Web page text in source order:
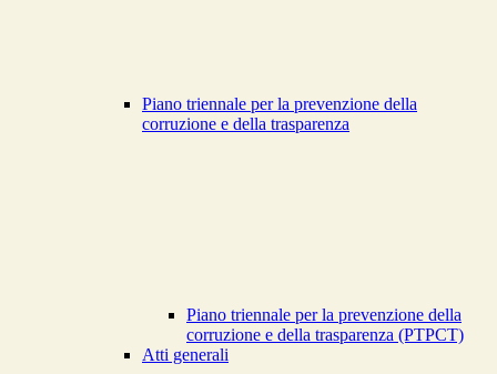
Piano triennale per la prevenzione della
corruzione e della trasparenza
Piano triennale per la prevenzione della
corruzione e della trasparenza (PTPCT)
Atti generali